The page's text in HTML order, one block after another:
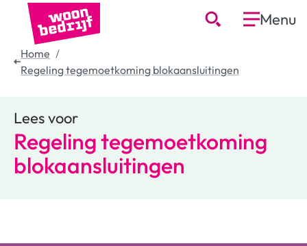
Menu
Home
Regeling tegemoetkoming blokaansluitingen
Lees voor
Regeling tegemoetkoming
blokaansluitingen